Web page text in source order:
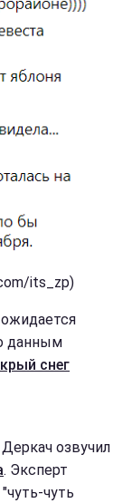
its_zp)
данным
снег
озвучил
. Эксперт
чуть